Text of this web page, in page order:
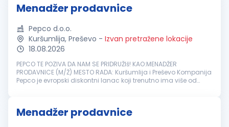
Menadžer prodavnice
Pepco d.o.o.
Kuršumlija, Preševo - Izvan pretražene lokacije
18.08.2026
PEPCO TE POZIVA DA NAM SE PRIDRUŽIš! KAO:MENADŽER
PRODAVNICE (M/Ž) MESTO RADA: Kuršumlija i Preševo Kompanija
Pepco je evropski diskontni lanac koji trenutno ima više od
Menadžer prodavnice